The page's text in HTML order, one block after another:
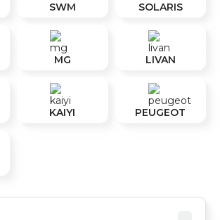
SWM SOLARIS
MG LIVAN
KAIYI PEUGEOT